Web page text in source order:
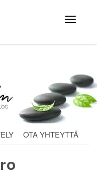
Avaa
valikko
OTA YHTEYTTÄ